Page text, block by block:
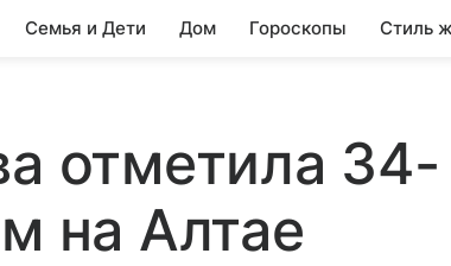
Семья и Дети Дом Гороскопы Стиль
отметила 34-
на Алтае